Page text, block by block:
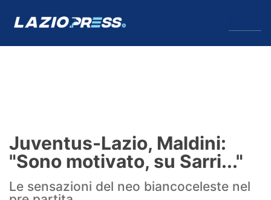
Formello
Infortuni
Juventus-Lazio, Maldini:
"Sono motivato, su Sarri..."
Le sensazioni del neo biancoceleste nel